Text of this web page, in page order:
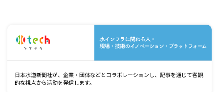
日本水道新聞社が、企業・団体などとコラボレーションし、記事を通じて客観
的な視点から活動を発信します。